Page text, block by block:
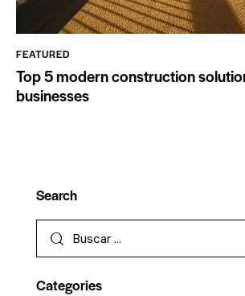
FEATURED
Top 5 modern construction
businesses
Search
Categories